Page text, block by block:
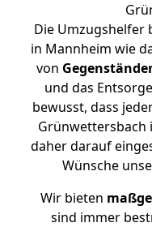
Die Umzugshelfer
in Mannheim wie
von
und das
bewusst, dass
Grünwettersbach
daher darauf
Wünsche
Wir bieten
sind immer